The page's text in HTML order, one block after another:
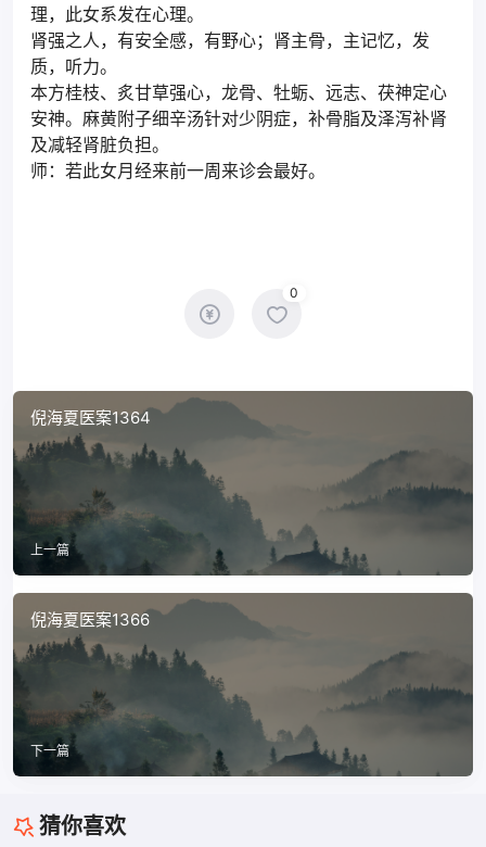
理，此女系发在心理。
肾强之人，有安全感，有野心；肾主骨，主记忆，发
质，听力。
本方桂枝、炙甘草强心，龙骨、牡蛎、远志、茯神定心
安神。麻黄附子细辛汤针对少阴症，补骨脂及泽泻补肾
及减轻肾脏负担。
师：若此女月经来前一周来诊会最好。
0
倪海夏医案1364
上一篇
倪海夏医案1366
下一篇
猜你喜欢